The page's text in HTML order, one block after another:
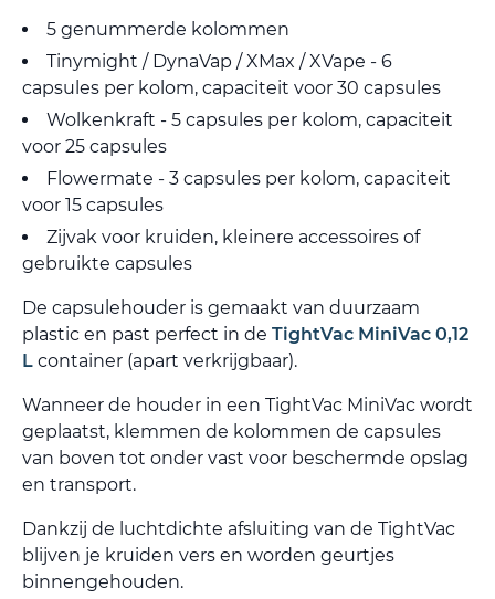
5 genummerde kolommen
Tinymight / DynaVap / XMax / XVape - 6
capsules per kolom, capaciteit voor 30 capsules
Wolkenkraft - 5 capsules per kolom, capaciteit
voor 25 capsules
Flowermate - 3 capsules per kolom, capaciteit
voor 15 capsules
Zijvak voor kruiden, kleinere accessoires of
gebruikte capsules
De capsulehouder is gemaakt van duurzaam
plastic en past perfect in de TightVac MiniVac 0,12
L container (apart verkrijgbaar).
Wanneer de houder in een TightVac MiniVac wordt
geplaatst, klemmen de kolommen de capsules
van boven tot onder vast voor beschermde opslag
en transport.
Dankzij de luchtdichte afsluiting van de TightVac
blijven je kruiden vers en worden geurtjes
binnengehouden.